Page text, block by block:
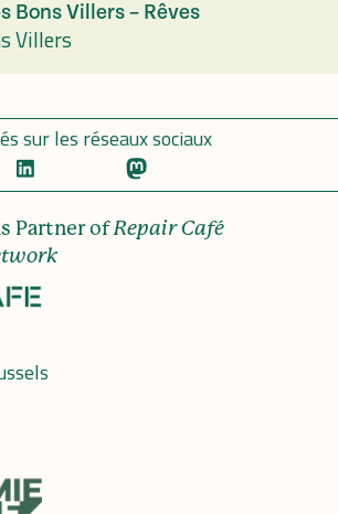
Bons Villers – Rêves
Villers
sur les réseaux sociaux
Partner ofRepair Café